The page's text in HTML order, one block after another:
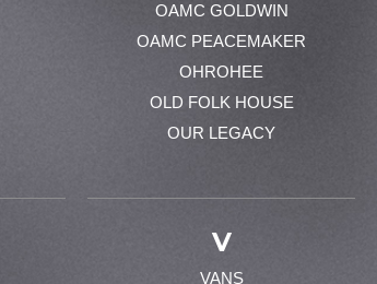
OAMC GOLDWIN
OAMC PEACEMAKER
OHROHEE
OLD FOLK HOUSE
OUR LEGACY
V
VANS